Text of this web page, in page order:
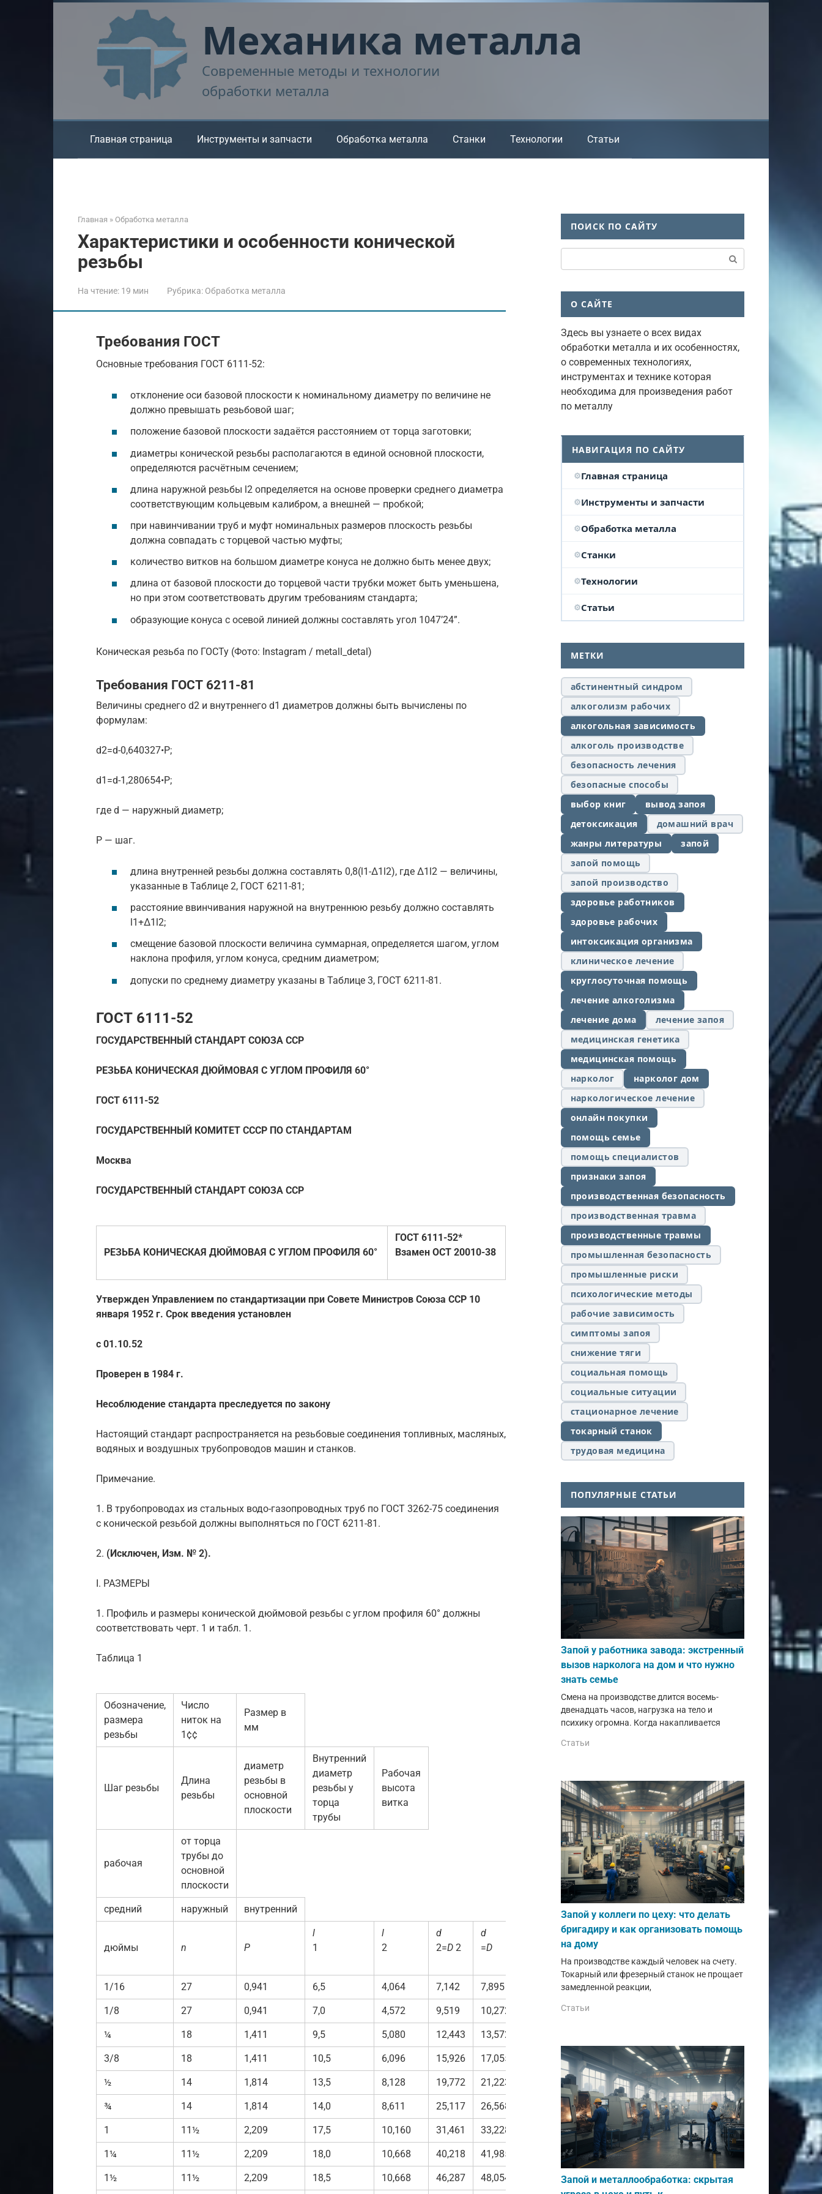
Механика металла
Современные методы и технологии
обработки металла
Главная страница Инструменты и запчасти Обработка металла Станки Технологии Статьи
Главная » Обработка металла
Характеристики и особенности конической
резьбы
На чтение: 19 мин Рубрика: Обработка металла
Требования ГОСТ
Основные требования ГОСТ 6111-52:
отклонение оси базовой плоскости к номинальному диаметру по величине не
должно превышать резьбовой шаг;
положение базовой плоскости задаётся расстоянием от торца заготовки;
диаметры конической резьбы располагаются в единой основной плоскости,
определяются расчётным сечением;
длина наружной резьбы l2 определяется на основе проверки среднего диаметра
соответствующим кольцевым калибром, а внешней — пробкой;
при навинчивании труб и муфт номинальных размеров плоскость резьбы
должна совпадать с торцевой частью муфты;
количество витков на большом диаметре конуса не должно быть менее двух;
длина от базовой плоскости до торцевой части трубки может быть уменьшена,
но при этом соответствовать другим требованиям стандарта;
образующие конуса с осевой линией должны составлять угол 1047’24”.
Коническая резьба по ГОСТу (Фото: Instagram / metall_detal)
Требования ГОСТ 6211-81
Величины среднего d2 и внутреннего d1 диаметров должны быть вычислены по
формулам:
d2=d-0,640327•P;
d1=d-1,280654•P;
где d — наружный диаметр;
P — шаг.
длина внутренней резьбы должна составлять 0,8(l1-Δ1l2), где Δ1l2 — величины,
указанные в Таблице 2, ГОСТ 6211-81;
расстояние ввинчивания наружной на внутреннюю резьбу должно составлять
l1+Δ1l2;
смещение базовой плоскости величина суммарная, определяется шагом, углом
наклона профиля, углом конуса, средним диаметром;
допуски по среднему диаметру указаны в Таблице 3, ГОСТ 6211-81.
ГОСТ 6111-52
ГОСУДАРСТВЕННЫЙ СТАНДАРТ СОЮЗА ССР
РЕЗЬБА КОНИЧЕСКАЯ ДЮЙМОВАЯ С УГЛОМ ПРОФИЛЯ 60°
ГОСТ 6111-52
ГОСУДАРСТВЕННЫЙ КОМИТЕТ СССР ПО СТАНДАРТАМ
Москва
ГОСУДАРСТВЕННЫЙ СТАНДАРТ СОЮЗА ССР
РЕЗЬБА КОНИЧЕСКАЯ ДЮЙМОВАЯ С УГЛОМ ПРОФИЛЯ 60°
ГОСТ 6111-52*
Взамен ОСТ 20010-38
Утвержден Управлением по стандартизации при Совете Министров Союза ССР 10
января 1952 г. Срок введения установлен
с 01.10.52
Проверен в 1984 г.
Несоблюдение стандарта преследуется по закону
Настоящий стандарт распространяется на резьбовые соединения топливных, масляных,
водяных и воздушных трубопроводов машин и станков.
Примечание.
1. В трубопроводах из стальных водо-газопроводных труб по ГОСТ 3262-75 соединения
с конической резьбой должны выполняться по ГОСТ 6211-81.
2. (Исключен, Изм. № 2).
I. РАЗМЕРЫ
1. Профиль и размеры конической дюймовой резьбы с углом профиля 60° должны
соответствовать черт. 1 и табл. 1.
Таблица 1
Обозначение,
размера
резьбы
Число
ниток на
1¢¢
Размер в
мм
Шаг резьбы
Длина
резьбы
диаметр
резьбы в
основной
плоскости
Внутренний
диаметр
резьбы у
торца
трубы
Рабочая
высота
витка
рабочая
от торца
трубы до
основной
плоскости
средний наружный внутренний
дюймы n Р
l
1
l
2
d
2=D 2
d
=D dT
1/16 27 0,941 6,5 4,064 7,142 7,895 6,135 0,753
1/8 27 0,941 7,0 4,572 9,519 10,272 8,480
¼ 18 1,411 9,5 5,080 12,443 13,572
3/8 18 1,411 10,5 6,096 15,926 17,055 14,416 1,129
½ 14 1,814 13,5 8,128 19,772 21,223 17,813 1,451
¾ 14 1,814 14,0 8,611 25,117 26,568 23,128 1,451
1 11½ 2,209 17,5 10,160 31,461 33,228 29,059 1,767
1¼ 11½ 2,209 18,0 10,668 40,218 41,985 37,784 1,767
1½ 11½ 2,209 18,5 10,668 46,287 48,054 43,853 1,767
ПОИСК ПО САЙТУ
О САЙТЕ
Здесь вы узнаете о всех видах
обработки металла и их особенностях,
о современных технологиях,
инструментах и технике которая
необходима для произведения работ
по металлу
НАВИГАЦИЯ ПО САЙТУ
Главная страница
Инструменты и запчасти
Обработка металла
Станки
Технологии
Статьи
МЕТКИ
абстинентный синдром
алкоголизм рабочих
алкогольная зависимость
алкоголь производстве
безопасность лечения
безопасные способы
выбор книг
вывод запоя
детоксикация
домашний врач
жанры литературы
запой
запой помощь
запой производство
здоровье работников
здоровье рабочих
интоксикация организма
клиническое лечение
круглосуточная помощь
лечение алкоголизма
лечение дома
лечение запоя
медицинская генетика
медицинская помощь
нарколог
нарколог дом
наркологическое лечение
онлайн покупки
помощь семье
помощь специалистов
признаки запоя
производственная безопасность
производственная травма
производственные травмы
промышленная безопасность
промышленные риски
психологические методы
рабочие зависимость
симптомы запоя
снижение тяги
социальная помощь
социальные ситуации
стационарное лечение
токарный станок
трудовая медицина
ПОПУЛЯРНЫЕ СТАТЬИ
Запой у работника завода: экстренный
вызов нарколога на дом и что нужно
знать семье
Смена на производстве длится восемь-
двенадцать часов, нагрузка на тело и
психику огромна. Когда накапливается
Статьи
Запой у коллеги по цеху: что делать
бригадиру и как организовать помощь
на дому
На производстве каждый человек на счету.
Токарный или фрезерный станок не прощает
замедленной реакции,
Статьи
Запой и металлообработка: скрытая